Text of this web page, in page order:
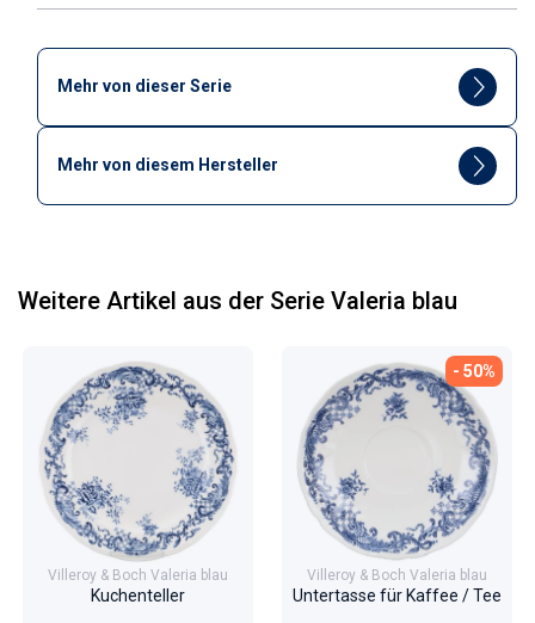
Mehr von dieser Serie
Mehr von diesem Hersteller
Weitere Artikel aus der Serie Valeria blau
Villeroy & Boch Valeria blau
Kuchenteller
- 50%
Villeroy & Boch Valeria blau
Untertasse für Kaffee / Tee